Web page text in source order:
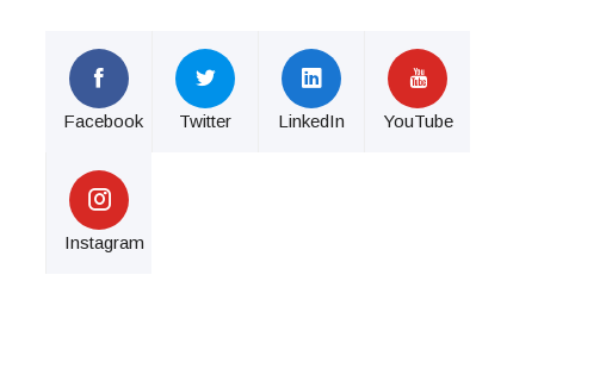
Facebook Twitter LinkedIn YouTube
Instagram